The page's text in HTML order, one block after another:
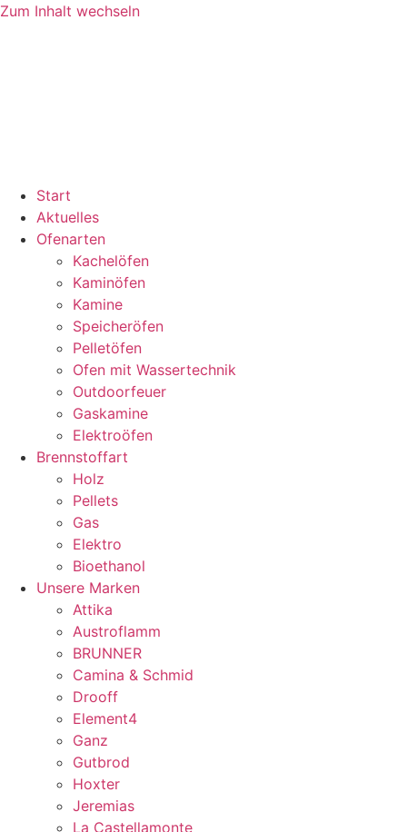
Zum Inhalt wechseln
Start
Aktuelles
Ofenarten
Kachelöfen
Kaminöfen
Kamine
Speicheröfen
Pelletöfen
Ofen mit Wassertechnik
Outdoorfeuer
Gaskamine
Elektroöfen
Brennstoffart
Holz
Pellets
Gas
Elektro
Bioethanol
Unsere Marken
Attika
Austroflamm
BRUNNER
Camina & Schmid
Drooff
Element4
Ganz
Gutbrod
Hoxter
Jeremias
La Castellamonte